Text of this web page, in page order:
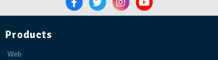
Products
Web